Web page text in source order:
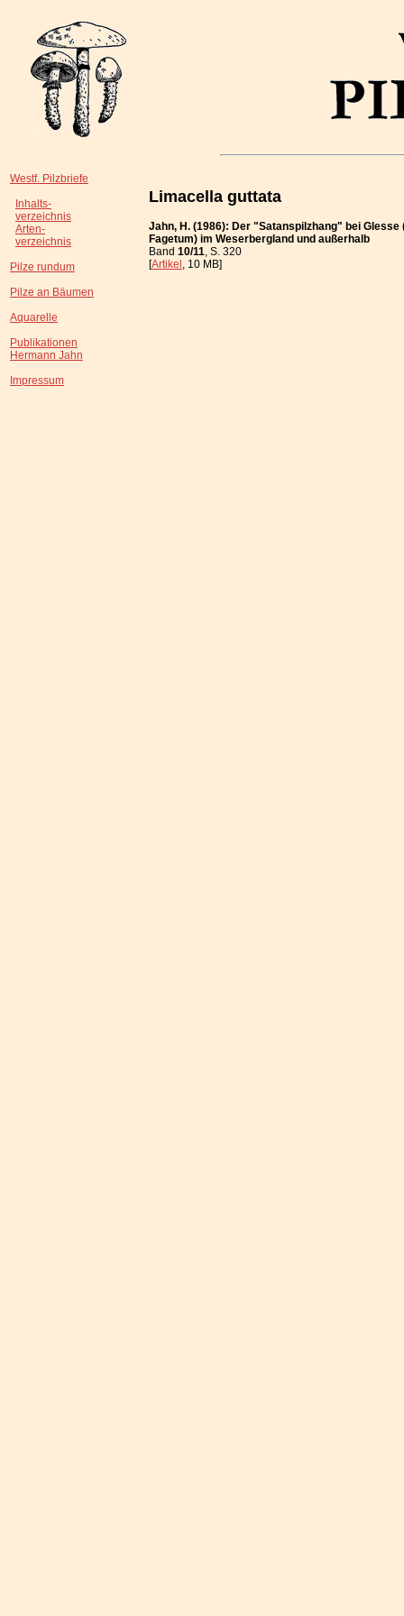
Westf. Pilzbriefe
Inhalts-
verzeichnis
Arten-
verzeichnis
Pilze rundum
Pilze an Bäumen
Aquarelle
Publikationen
Hermann Jahn
Impressum
Limacella guttata
Jahn, H. (1986): Der "Satanspilzhang" bei
Fagetum) im Weserbergland und außerhalb
Band 10/11, S. 320
[Artikel, 10 MB]